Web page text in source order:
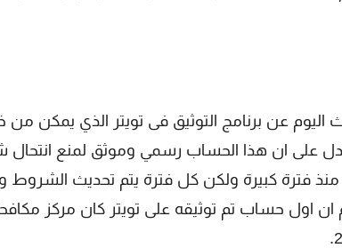
اليوم عن برنامج التوثيق فى تويتر الذي يمكن من
على ان هذا الحساب رسمي وموثق لمنع انتحال
فترة كبيرة ولكن كل فترة يتم تحديث الشروط
ان اول حساب تم توثيقه على تويتر كان مركز